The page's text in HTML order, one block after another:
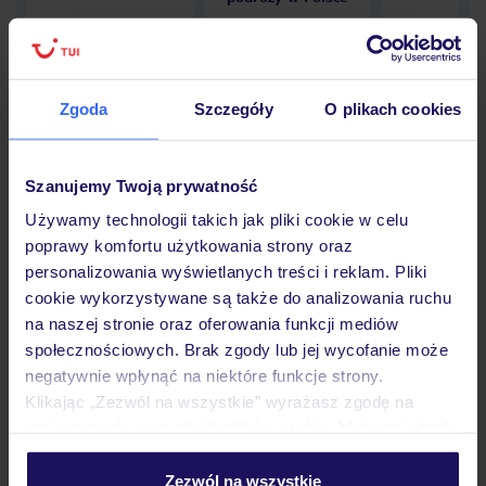
Zgoda Szczegóły O plikach cookies
Szanujemy Twoją prywatność
Używamy technologii takich jak pliki cookie w celu
poprawy komfortu użytkowania strony oraz
personalizowania wyświetlanych treści i reklam. Pliki
cookie wykorzystywane są także do analizowania ruchu
na naszej stronie oraz oferowania funkcji mediów
społecznościowych. Brak zgody lub jej wycofanie może
negatywnie wpłynąć na niektóre funkcje strony.
Klikając „Zezwól na wszystkie” wyrażasz zgodę na
personalizować swój wybór wchodząc w zakładkę
Zezwól na wszystkie
Hotel
Opinie
Pokoje
Wyżywienie
Atrakcje